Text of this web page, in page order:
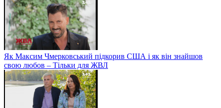
Як Максим Чмерковський підкорив США і як він знайшов
свою любов – Тільки для ЖВЛ